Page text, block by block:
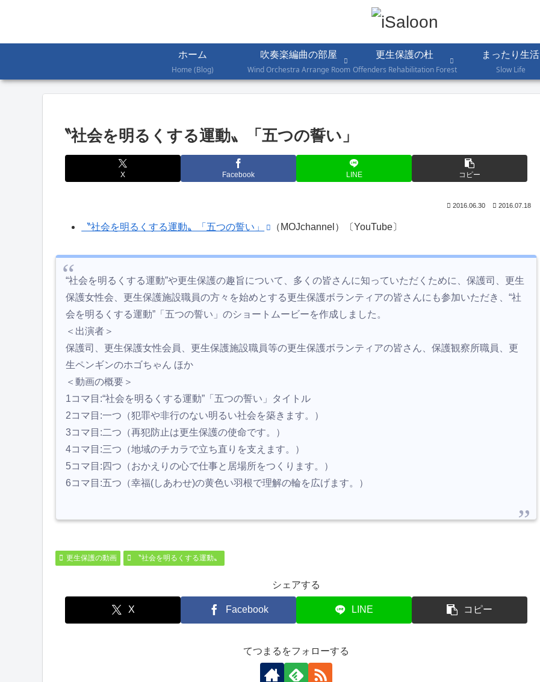
ホーム
Home (Blog)
吹奏楽編曲の部屋
Wind Orchestra Arrange Room
更生保護の杜
Offenders Rehabilitation Forest
まったり生活
Slow Life
〝社会を明るくする運動〟「五つの誓い」
X Facebook LINE コピー
2016.06.30 2016.07.18
〝社会を明るくする運動〟「五つの誓い」 （MOJchannel）〔YouTube〕
“社会を明るくする運動”や更生保護の趣旨について、多くの皆さんに知っていただくために、保護司、更生
保護女性会、更生保護施設職員の方々を始めとする更生保護ボランティアの皆さんにも参加いただき、“社
会を明るくする運動”「五つの誓い」のショートムービーを作成しました。
＜出演者＞
保護司、更生保護女性会員、更生保護施設職員等の更生保護ボランティアの皆さん、保護観察所職員、更
生ペンギンのホゴちゃん ほか
＜動画の概要＞
1コマ目:“社会を明るくする運動”「五つの誓い」タイトル
2コマ目:一つ（犯罪や非行のない明るい社会を築きます。）
3コマ目:二つ（再犯防止は更生保護の使命です。）
4コマ目:三つ（地域のチカラで立ち直りを支えます。）
5コマ目:四つ（おかえりの心で仕事と居場所をつくります。）
6コマ目:五つ（幸福(しあわせ)の黄色い羽根で理解の輪を広げます。）
更生保護の動画 〝社会を明るくする運動〟
シェアする
X Facebook LINE コピー
てつまるをフォローする